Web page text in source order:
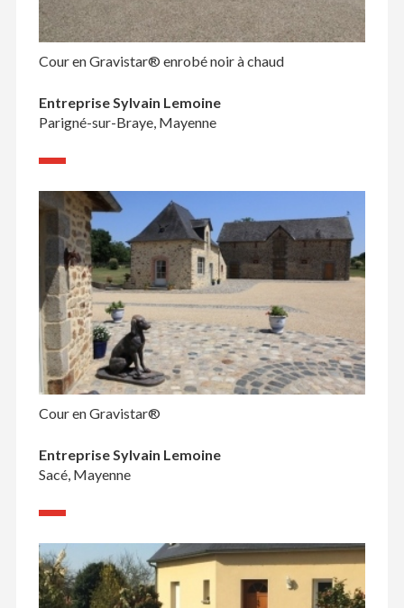
Cour en Gravistar® enrobé noir à chaud
Entreprise Sylvain Lemoine
Parigné-sur-Braye, Mayenne
Cour en Gravistar®
Entreprise Sylvain Lemoine
Sacé, Mayenne